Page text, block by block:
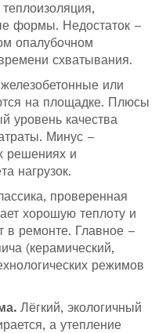
формы. Недостаток –
опалубочном
схватывания.
или
на площадке. Плюсы
уровень качества
Минус –
решениях и
нагрузок.
проверенная
хорошую теплоту и
в ремонте. Главное –
(керамический,
режимов
Лёгкий, экологичный
а утепление